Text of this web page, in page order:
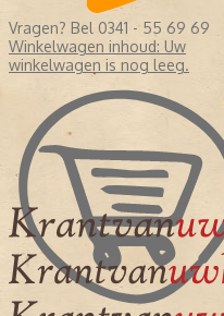
Vragen? Bel 0341 - 55 69 69
Winkelwagen inhoud: Uw
winkelwagen is nog leeg.